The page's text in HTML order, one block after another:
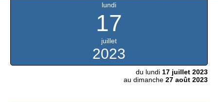
lundi
17
juillet
2023
du lundi 17 juillet 2023
au dimanche 27 août 2023